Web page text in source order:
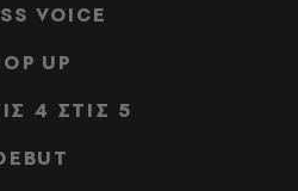
VOICE
UP
4 ΣΤΙΣ 5